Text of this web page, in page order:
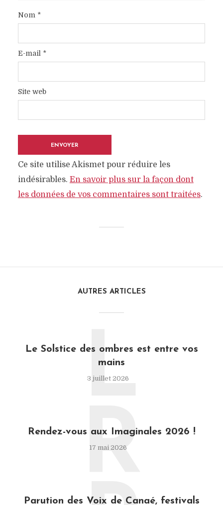
Nom *
E-mail *
Site web
Ce site utilise Akismet pour réduire les
indésirables. En savoir plus sur la façon dont
les données de vos commentaires sont traitées.
AUTRES ARTICLES
Le Solstice des ombres est entre vos
mains
3 juillet 2026
L
Rendez-vous aux Imaginales 2026 !
17 mai 2026
R
Parution des Voix de Canaé, festivals